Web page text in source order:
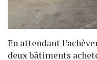
En attendant
deux bâtiments